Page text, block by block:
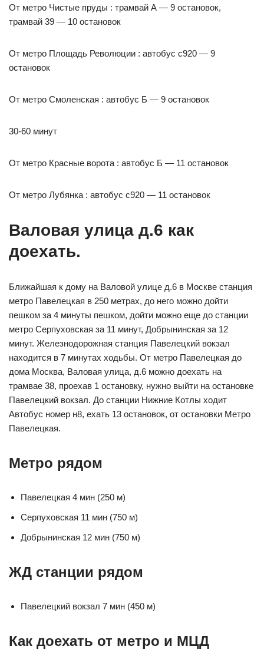
От метро Чистые пруды : трамвай А — 9 остановок,
трамвай 39 — 10 остановок
От метро Площадь Революции : автобус с920 — 9
остановок
От метро Смоленская : автобус Б — 9 остановок
30-60 минут
От метро Красные ворота : автобус Б — 11 остановок
От метро Лубянка : автобус с920 — 11 остановок
Валовая улица д.6 как
доехать.
Ближайшая к дому на Валовой улице д.6 в Москве станция
метро Павелецкая в 250 метрах, до него можно дойти
пешком за 4 минуты пешком, дойти можно еще до станции
метро Серпуховская за 11 минут, Добрынинская за 12
минут. Железнодорожная станция Павелецкий вокзал
находится в 7 минутах ходьбы. От метро Павелецкая до
дома Москва, Валовая улица, д.6 можно доехать на
трамвае 38, проехав 1 остановку, нужно выйти на остановке
Павелецкий вокзал. До станции Нижние Котлы ходит
Автобус номер н8, ехать 13 остановок, от остановки Метро
Павелецкая.
Метро рядом
Павелецкая 4 мин (250 м)
Серпуховская 11 мин (750 м)
Добрынинская 12 мин (750 м)
ЖД станции рядом
Павелецкий вокзал 7 мин (450 м)
Как доехать от метро и МЦД